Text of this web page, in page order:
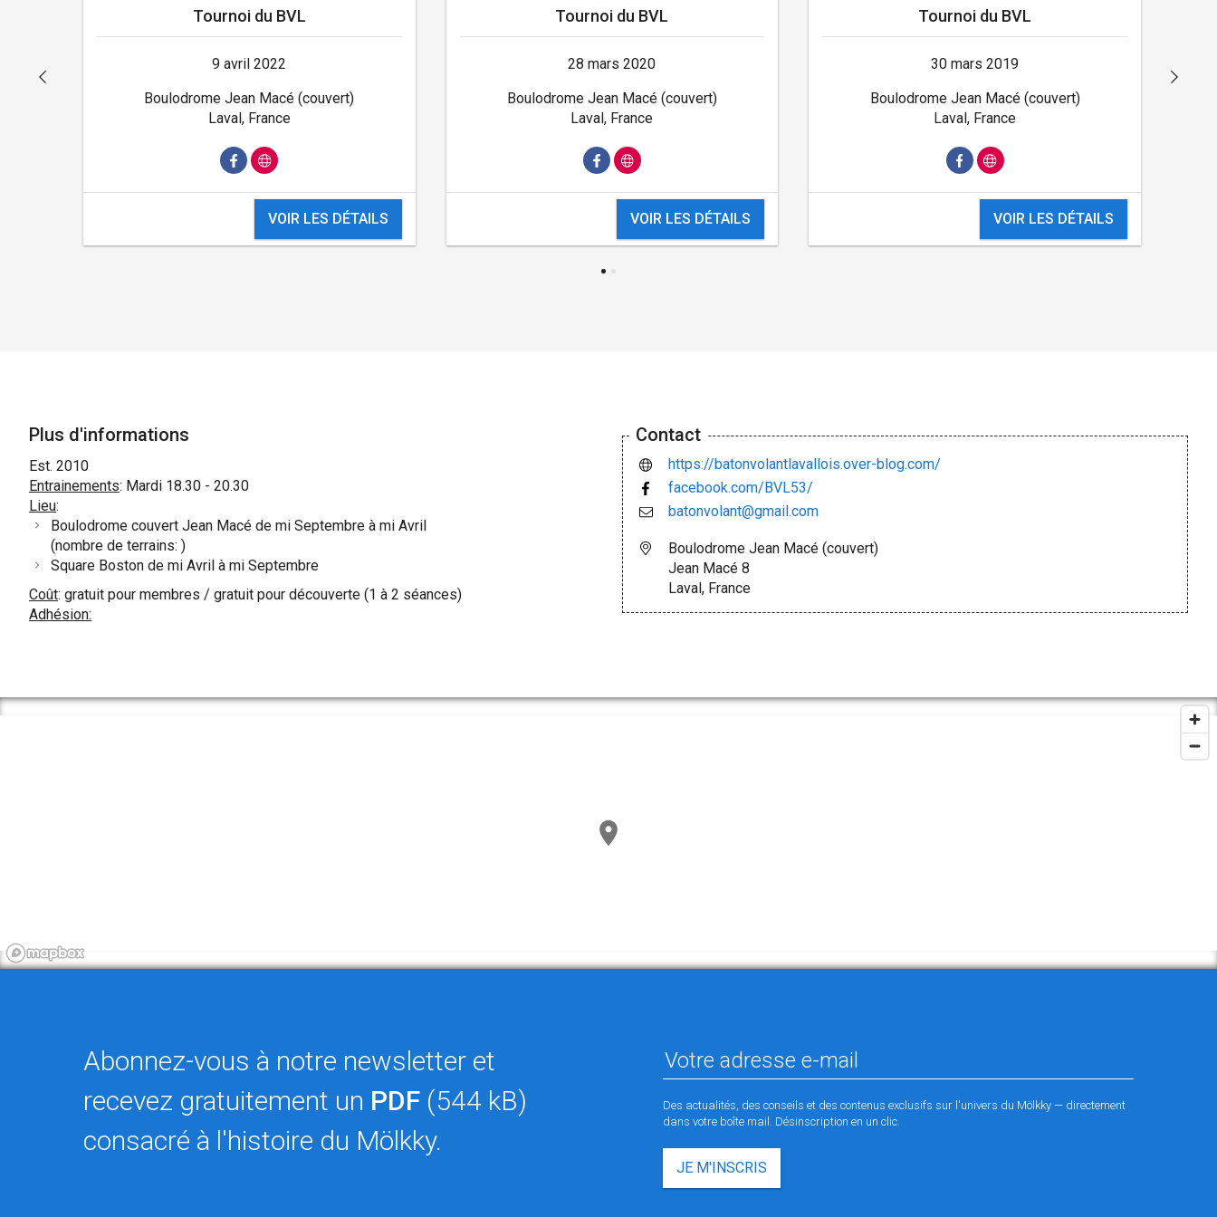
Tournoi du BVL
9 avril 2022
Boulodrome Jean Macé (couvert)
Laval, France
VOIR LES DÉTAILS
Tournoi du BVL
28 mars 2020
Boulodrome Jean Macé (couvert)
Laval, France
VOIR LES DÉTAILS
Tournoi du BVL
30 mars 2019
Boulodrome Jean Macé (couvert)
Laval, France
VOIR LES DÉTAILS
Plus d'informations
Est. 2010
Entrainements: Mardi 18.30 - 20.30
Lieu:
Boulodrome couvert Jean Macé de mi Septembre à mi Avril
(nombre de terrains: )
Square Boston de mi Avril à mi Septembre
Coût: gratuit pour membres / gratuit pour découverte (1 à 2 séances)
Adhésion:
Contact
https://batonvolantlavallois.over-blog.com/
facebook.com/BVL53/
batonvolant@gmail.com
Boulodrome Jean Macé (couvert)
Jean Macé 8
Laval, France
Abonnez-vous à notre newsletter et
recevez gratuitement un PDF (544 kB)
consacré à l'histoire du Mölkky.
Des actualités, des conseils et des contenus exclusifs sur l'univers du Mölkky — directement
dans votre boîte mail. Désinscription en un clic.
JE M'INSCRIS